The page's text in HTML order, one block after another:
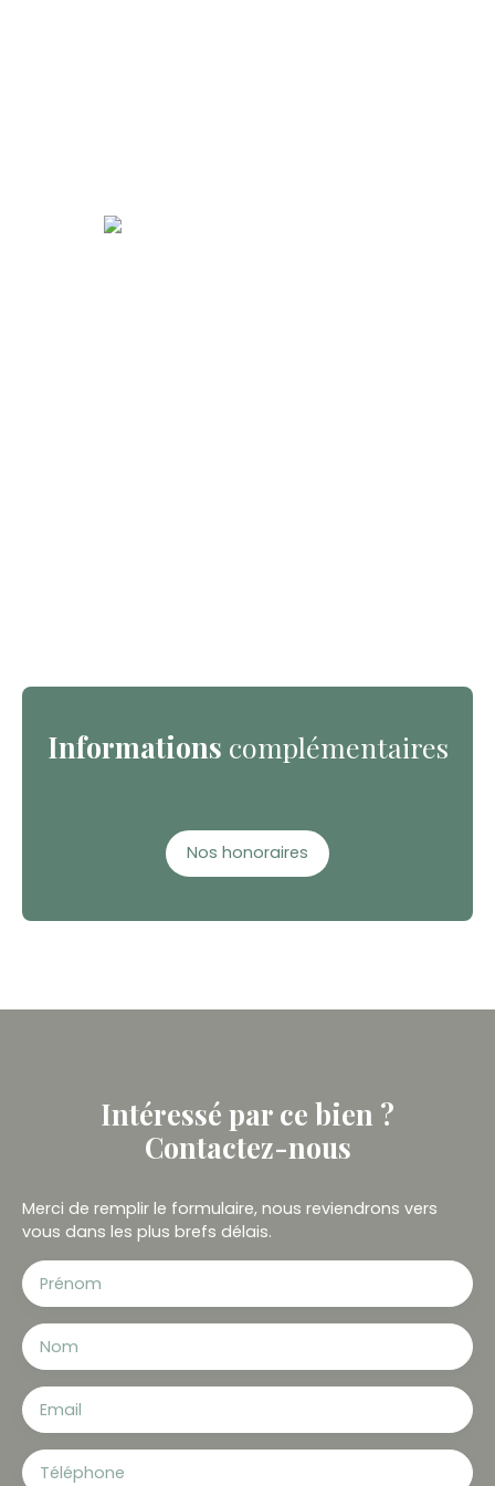
Informations complémentaires
Nos honoraires
Intéressé par ce bien ?
Contactez-nous
Merci de remplir le formulaire, nous reviendrons vers
vous dans les plus brefs délais.
Prénom
Nom
Email
Téléphone